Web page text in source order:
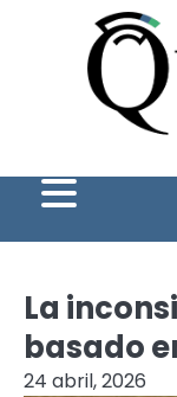
La
basado
24 abril, 2026